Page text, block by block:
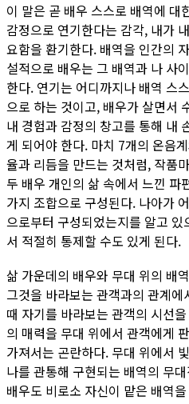
이 말은 곧 배우 스스로 배역에 대
감정으로 연기한다는 감각, 내가
요함을 환기한다. 배역을 인간의
설적으로 배우는 그 배역과 나 사
한다. 연기는 어디까지나 배역 스
으로 하는 것이고, 배우가 살면서
내 경험과 감정의 창고를 통해 내
게 되어야 한다. 마치 7개의 온음
율과 리듬을 만드는 것처럼, 작품
두 배우 개인의 삶 속에서 느낀 파
가지 조합으로 구성된다. 나아가
으로부터 구성되었는지를 알고
서 적절히 통제할 수도 있게 된다.
삶 가운데의 배우와 무대 위의 배
그것을 바라보는 관객과의 관계
때 자기를 바라보는 관객의 시선
의 매력을 무대 위에서 관객에게
가져서는 곤란하다. 무대 위에서
나를 관통해 구현되는 배역의 무
배우도 비로소 자신이 맡은 배역